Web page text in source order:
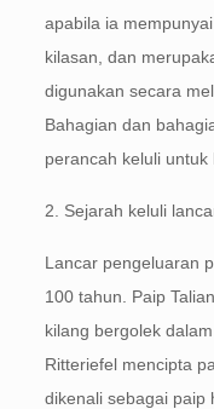
apabila ia
kilasan, dan
digunakan secara
Bahagian dan
perancah keluli untuk
2. Sejarah keluli
Lancar pengeluaran
100 tahun. Paip
kilang bergolek
Ritteriefel mencipta
dikenali sebagai paip